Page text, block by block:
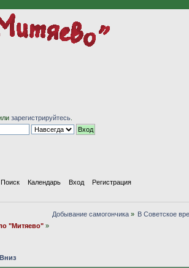
зарегистрируйтесь
Поиск Календарь Вход Регистрация
"Митяево"»
Добывание самогончика» В Советское
Вниз